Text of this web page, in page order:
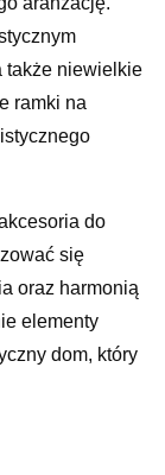
także niewielkie
ramki na
do
się
oraz harmonią
elementy
dom, który